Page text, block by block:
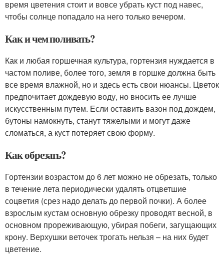
время цветения стоит и вовсе убрать куст под навес,
чтобы солнце попадало на него только вечером.
Как и чем поливать?
Как и любая горшечная культура, гортензия нуждается в
частом поливе, более того, земля в горшке должна быть
все время влажной, но и здесь есть свои нюансы. Цветок
предпочитает дождевую воду, но вносить ее лучше
искусственным путем. Если оставить вазон под дождем,
бутоны намокнуть, станут тяжелыми и могут даже
сломаться, а куст потеряет свою форму.
Как обрезать?
Гортензии возрастом до 6 лет можно не обрезать, только
в течение лета периодически удалять отцветшие
соцветия (срез надо делать до первой почки). А более
взрослым кустам основную обрезку проводят весной, в
основном прореживающую, убирая побеги, загущающих
крону. Верхушки веточек трогать нельзя – на них будет
цветение.